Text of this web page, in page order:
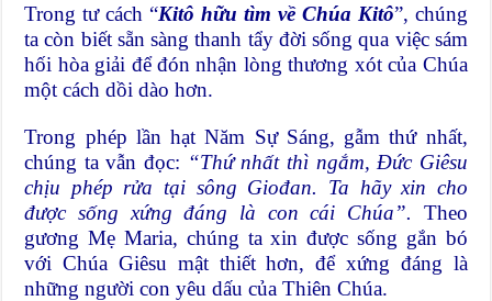
Trong tư cách “Kitô hữu tìm về Chúa Kitô”, chúng
ta còn biết sẵn sàng thanh tẩy đời sống qua việc sám
hối hòa giải để đón nhận lòng thương xót của Chúa
một cách dồi dào hơn.
Trong phép lần hạt Năm Sự Sáng, gẫm thứ nhất,
chúng ta vẫn đọc: “Thứ nhất thì ngắm, Đức Giêsu
chịu phép rửa tại sông Giođan. Ta hãy xin cho
được sống xứng đáng là con cái Chúa”. Theo
gương Mẹ Maria, chúng ta xin được sống gắn bó
với Chúa Giêsu mật thiết hơn, để xứng đáng là
những người con yêu dấu của Thiên Chúa.